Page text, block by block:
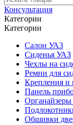
Консультация
Категории
Категории
Салон УАЗ
Сиденья УАЗ
Чехлы на
Ремни для
Крепления и
Панель
Обшивки